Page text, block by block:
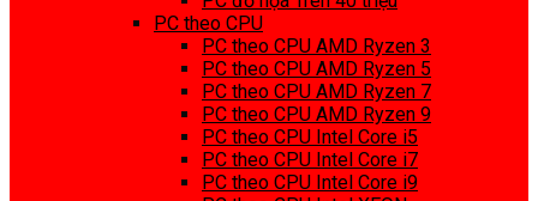
PC theo CPU
PC theo CPU AMD Ryzen 3
PC theo CPU AMD Ryzen 5
PC theo CPU AMD Ryzen 7
PC theo CPU AMD Ryzen 9
PC theo CPU Intel Core i5
PC theo CPU Intel Core i7
PC theo CPU Intel Core i9